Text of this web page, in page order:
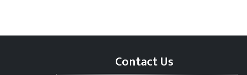
Contact Us